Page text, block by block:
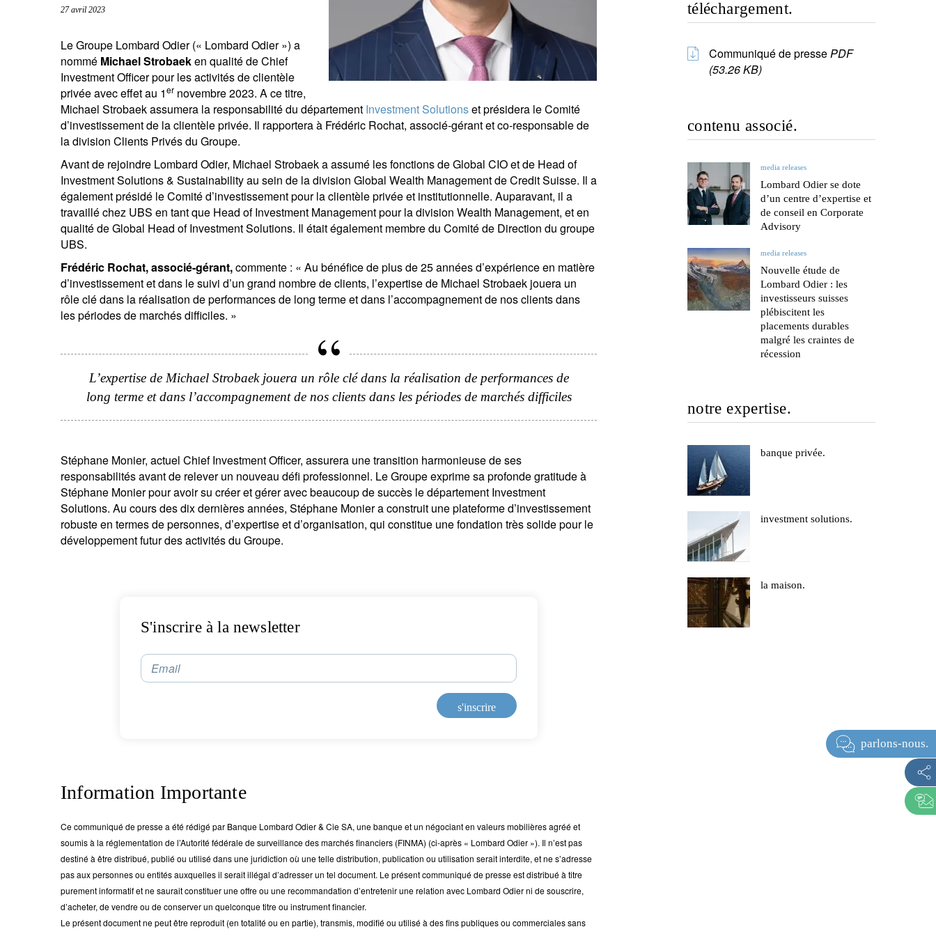
brésil.
entrepreneurs.
UHNWI grands patrimoines.
27 avril 2023
Le Groupe Lombard Odier (« Lombard Odier ») a
nommé Michael Strobaeken qualité de Chief
Investment Officer pour les activités de clientèle
privée avec effet au 1er novembre 2023. A ce titre,
Michael Strobaek assumera la responsabilité du département Investment Solutionset présidera le Comité
d’investissement de la clientèle privée. Il rapportera à Frédéric Rochat, associé-gérant et co-responsable de
la division Clients Privés du Groupe.
Avant de rejoindre Lombard Odier, Michael Strobaek a assumé les fonctions de Global CIO et de Head of
Investment Solutions & Sustainability au sein de la division Global Wealth Management de Credit Suisse. Il a
également présidé le Comité d’investissement pour la clientèle privée et institutionnelle. Auparavant, il a
travaillé chez UBS en tant que Head of Investment Management pour la division Wealth Management, et en
qualité de Global Head of Investment Solutions. Il était également membre du Comité de Direction du groupe
UBS.
Frédéric Rochat, associé-gérant,commente : « Au bénéfice de plus de 25 années d’expérience en matière
d’investissement et dans le suivi d’un grand nombre de clients, l’expertise de Michael Strobaek jouera un
rôle clé dans la réalisation de performances de long terme et dans l’accompagnement de nos clients dans
les périodes de marchés difficiles. »
L’expertise de Michael Strobaek jouera un rôle clé dans la réalisation de performances de
long terme et dans l’accompagnement de nos clients dans les périodes de marchés difficiles
Stéphane Monier, actuel Chief Investment Officer, assurera une transition harmonieuse de ses
responsabilités avant de relever un nouveau défi professionnel. Le Groupe exprime sa profonde gratitude à
Stéphane Monier pour avoir su créer et gérer avec beaucoup de succès le département Investment
Solutions. Au cours des dix dernières années, Stéphane Monier a construit une plateforme d’investissement
robuste en termes de personnes, d’expertise et d’organisation, qui constitue une fondation très solide pour le
développement futur des activités du Groupe.
S'inscrire à la newsletter
Email
s'inscrire
Information Importante
Ce communiqué de presse a été rédigé par Banque Lombard Odier & Cie SA, une banque et un négociant en valeurs mobilières agréé et
soumis à la réglementation de l’Autorité fédérale de surveillance des marchés financiers (FINMA) (ci-après « Lombard Odier »). Il n’est pas
destiné à être distribué, publié ou utilisé dans une juridiction où une telle distribution, publication ou utilisation serait interdite, et ne s’adresse
pas aux personnes ou entités auxquelles il serait illégal d’adresser un tel document. Le présent communiqué de presse est distribué à titre
purement informatif et ne saurait constituer une offre ou une recommandation d’entretenir une relation avec Lombard Odier ni de souscrire,
d’acheter, de vendre ou de conserver un quelconque titre ou instrument financier.
Le présent document ne peut être reproduit (en totalité ou en partie), transmis, modifié ou utilisé à des fins publiques ou commerciales sans
téléchargement.
Communiqué de pressePDF
(53.26 KB)
contenu associé.
media releases
Lombard Odier se dote
d’un centre d’expertise et
de conseil en Corporate
Advisory
media releases
Nouvelle étude de
Lombard Odier : les
investisseurs suisses
plébiscitent les
placements durables
malgré les craintes de
récession
notre expertise.
banque privée.
investment solutions.
la maison.
parlons-
S'inscrire à la newsletter
Email
Je ne suis pas résident ou citoyen
des Etats-Unis
Vos informations seront utilisées conformément à notre
confidentialité
s'inscrire